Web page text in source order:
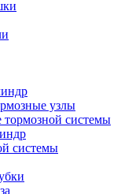
узлы
системы
системы